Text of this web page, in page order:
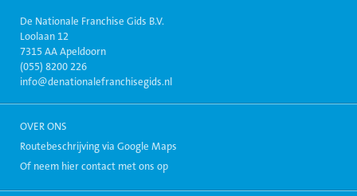
De Nationale Franchise Gids B.V.
Loolaan 12
7315 AA Apeldoorn
(055) 8200 226
info@denationalefranchisegids.nl
OVER ONS
Routebeschrijving via Google Maps
Of neem hier contact met ons op